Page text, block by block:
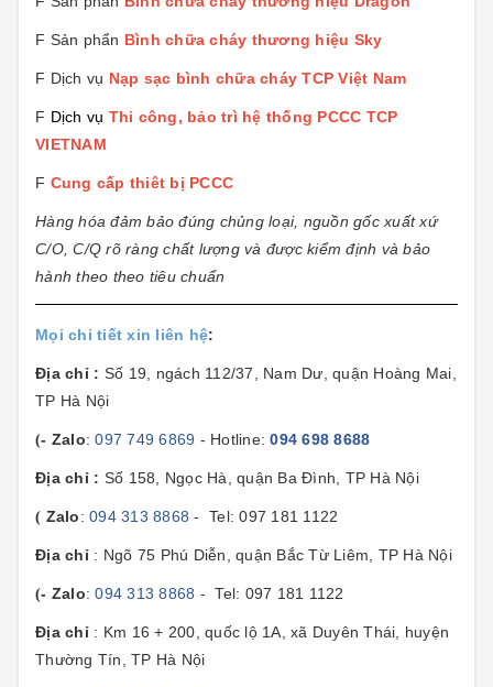
F Sản phẩn Bình chữa cháy thương hiệu Sky
F Dịch vụ Nạp sạc bình chữa cháy TCP Việt Nam
F Dịch vụ Thi công, bảo trì hệ thống PCCC TCP
VIETNAM
F Cung cấp thiêt bị PCCC
Hàng hóa đảm bảo đúng chủng loại, nguồn gốc xuất xứ
C/O, C/Q rõ ràng chất lượng và được kiểm định và bảo
hành theo theo tiêu chuẩn
Mọi chi tiết xin liên hệ:
Địa chỉ : Số 19, ngách 112/37, Nam Dư, quận Hoàng Mai,
TP Hà Nội
(- Zalo:097 749 6869 - Hotline:094 698 8688
Địa chỉ : Số 158, Ngọc Hà, quận Ba Đình, TP Hà Nội
( Zalo: 094 313 8868- Tel: 097 181 1122
Địa chỉ : Ngõ 75 Phú Diễn, quận Bắc Từ Liêm, TP Hà Nội
(- Zalo:094 313 8868 - Tel: 097 181 1122
Địa chỉ : Km 16 + 200, quốc lộ 1A, xã Duyên Thái, huyện
Thường Tín, TP Hà Nội